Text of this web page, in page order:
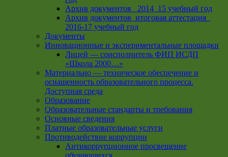
Архив документов_ 2014_15 учебный год
Архив документов_итоговая аттестация_
2016-17 учебный год
Документы
Инновационные и экспериментальные площадки
Лицей — соисполнитель ФИП ИСДП
«Школа 2000…»
Материально — техническое обеспечение и
оснащенность образовательного процесса.
Доступная среда
Образование
Образовательные стандарты и требования
Основные сведения
Платные образовательные услуги
Противодействие коррупции
Антикоррупционное просвещение
обучающихся